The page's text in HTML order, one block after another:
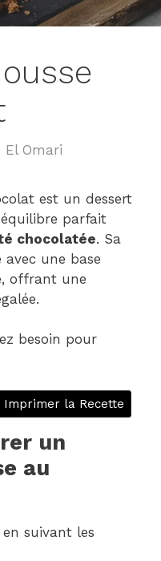
El Omari
est un dessert
parfait
chocolatée. Sa
une base
offrant une
besoin pour
Imprimer la Recette
un
au
suivant les